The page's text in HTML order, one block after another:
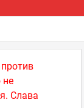
не
Слава